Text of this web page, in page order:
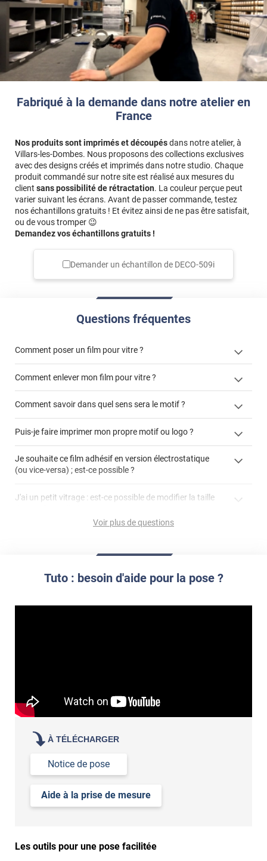
Fabriqué à la demande dans notre atelier en
France
Nos produits sont imprimés et découpésdans notre atelier, à
Villars-les-Dombes. Nous proposons des collections exclusives
avec des designs créés et imprimés dans notre studio. Chaque
produit commandé sur notre site est réalisé aux mesures du
client sans possibilité de rétractation. La couleur perçue peut
varier suivant les écrans. Avant de passer commande, testez
nos échantillons gratuits ! Et évitez ainsi de ne pas être satisfait,
ou de vous tromper 😉
Demandez vos échantillons gratuits !
Demander un échantillon de DECO-509i
Questions fréquentes
Comment poser un film pour vitre ?
cet article
cet
article
Comment enlever mon film pour vitre ?
enlever et stocker
Comment savoir dans quel sens sera le motif ?
Puis-je faire imprimer mon propre motif ou logo ?
personnaliser
Je souhaite ce film adhésif en version électrostatique
(ou vice-versa) ; est-ce possible ?
J'ai un petit vitrage : est-ce possible de modifier la taille
impression personnalisée
Voir plus de questions
polycarbonate peuvent générer des problèmes de bullage. Un
test de compatibilité est donc recommandé.
Référence produit :DECO509i
Tuto : besoin d'aide pour la pose ?
À TÉLÉCHARGER
Notice de pose
Aide à la prise de mesure
Les outils pour une pose facilitée